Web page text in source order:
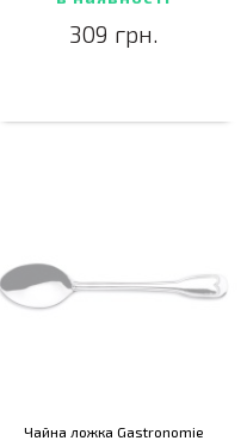
309 грн.
Чайна ложка Gastronomie